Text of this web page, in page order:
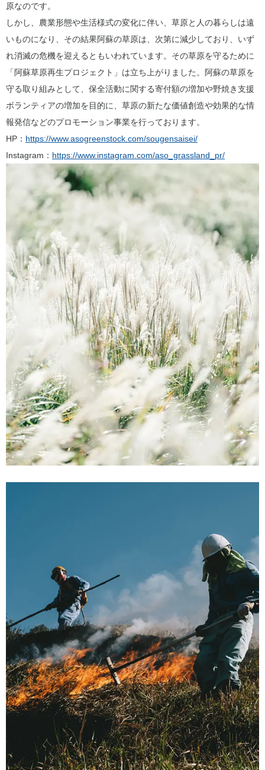
原なのです。
しかし、農業形態や生活様式の変化に伴い、草原と人の暮らしは遠
いものになり、その結果阿蘇の草原は、次第に減少しており、いず
れ消滅の危機を迎えるともいわれています。その草原を守るために
「阿蘇草原再生プロジェクト」は立ち上がりました。阿蘇の草原を
守る取り組みとして、保全活動に関する寄付額の増加や野焼き支援
ボランティアの増加を目的に、草原の新たな価値創造や効果的な情
報発信などのプロモーション事業を行っております。
HP： https://www.asogreenstock.com/sougensaisei/
Instagram： https://www.instagram.com/aso_grassland_pr/